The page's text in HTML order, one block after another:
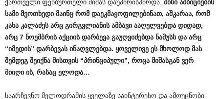
ქართველი ფეხბურთელი მიშას დაუპირისპირდა. მისი ამბიციების
სამი მეოთხედი მაინც რომ დაეკმაყოფილებინათ, აშკარაა, რომ
კახა კალაძეს არც გირგვლიანის ამბავი ააღელვებდა დიდად,
არც 7 ნოემბრის აქციის დარბევა გაუღვიძებდა ნამუსს და არც
“იმედის” დარბევას ინაღვლებდა. ყოველივე ეს მხოლოდ მას
შემდეგ შეიქნა მისთვის“პრინციპული”, როცა მიშასგან ვერ
მიიღი ის, რასაც ელოდა…
საარჩევნო მელოდრამის ყველაზე საინტერესო და ამოუცნობი